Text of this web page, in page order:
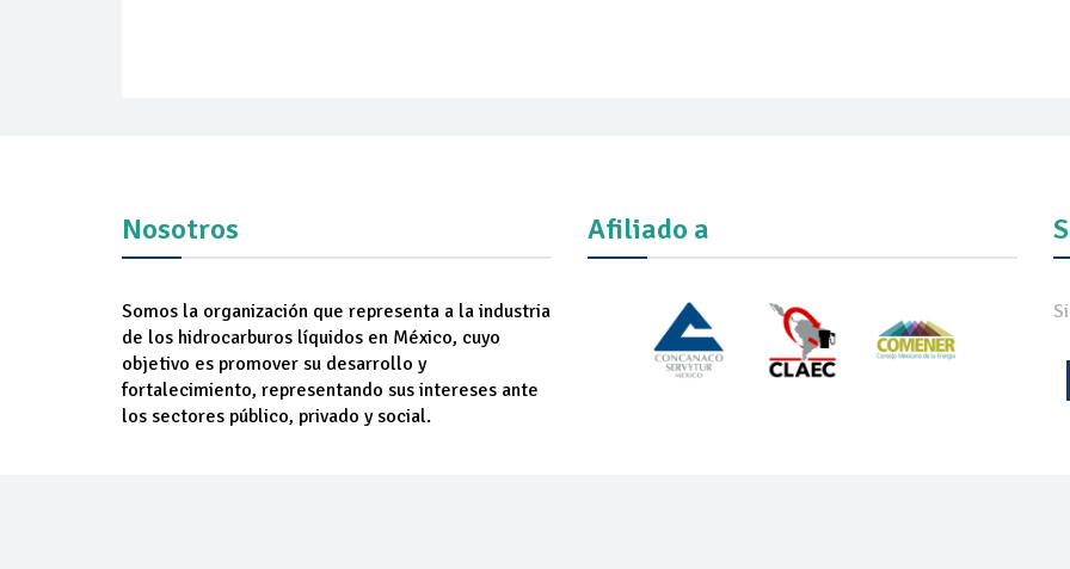
Nosotros
Somos la organización que representa a la industria
de los hidrocarburos líquidos en México, cuyo
objetivo es promover su desarrollo y
fortalecimiento, representando sus intereses ante
los sectores público, privado y social.
Afiliado a